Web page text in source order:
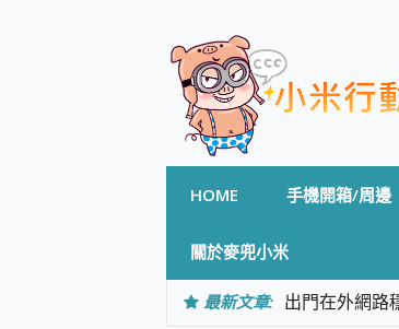
HOME 手機開箱/周邊
關於麥兜小米
最新文章: 出門在外網路